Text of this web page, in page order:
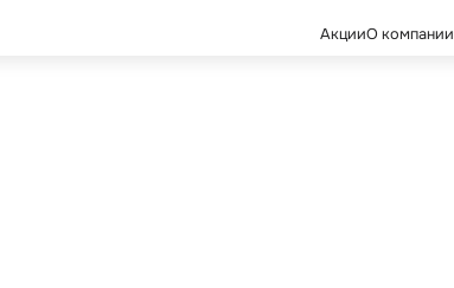
АкцииО компании